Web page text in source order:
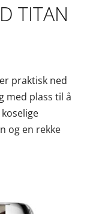
TITAN
praktisk ned
med plass til å
og en rekke